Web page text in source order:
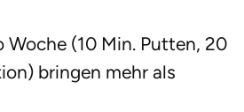
(10 Min. Putten, 20
bringen mehr als